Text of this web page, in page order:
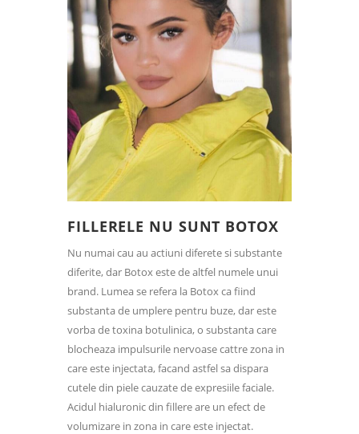
FILLERELE NU SUNT BOTOX
Nu numai cau au actiuni diferete si substante
diferite, dar Botox este de altfel numele unui
brand. Lumea se refera la Botox ca fiind
substanta de umplere pentru buze, dar este
vorba de toxina botulinica, o substanta care
blocheaza impulsurile nervoase cattre zona in
care este injectata, facand astfel sa dispara
cutele din piele cauzate de expresiile faciale.
Acidul hialuronic din fillere are un efect de
volumizare in zona in care este injectat.